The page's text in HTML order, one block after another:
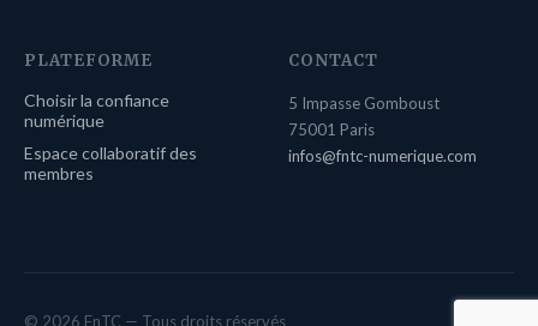
PLATEFORME
Choisir la confiance
numérique
Espace collaboratif des
membres
CONTACT
5 Impasse Gomboust
75001 Paris
infos@fntc-numerique.com
© 2026 FnTC — Tous droits réservés